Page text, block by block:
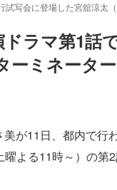
試写会に登場した宮舘涼太
Loaded:
87.03%
ラマ第1話
ミネータ
美が11日、都内で行
曜よる11時～）の